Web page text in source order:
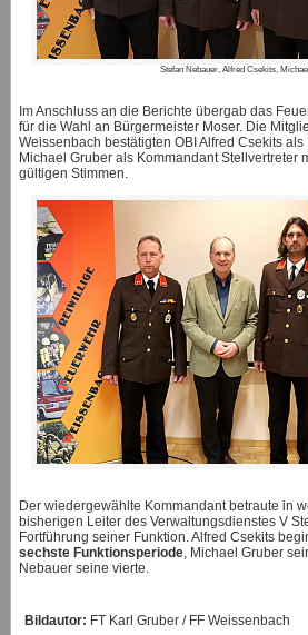
Stefan Nebauer, Alfred Csekits,
Im Anschluss an die Berichte übergab das
für die Wahl an Bürgermeister Moser. Die
Weissenbach bestätigten OBI Alfred Csekits
Michael Gruber als Kommandant Stellvertreter
gültigen Stimmen.
Der wiedergewählte Kommandant betraute in
bisherigen Leiter des Verwaltungsdienstes V
Fortführung seiner Funktion. Alfred Csekits
sechste Funktionsperiode , Michael Gruber
Nebauer seine vierte.
Bildautor: FT Karl Gruber / FF Weissenbach